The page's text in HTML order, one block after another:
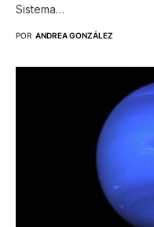
Sistema…
POR ANDREA GONZÁLEZ